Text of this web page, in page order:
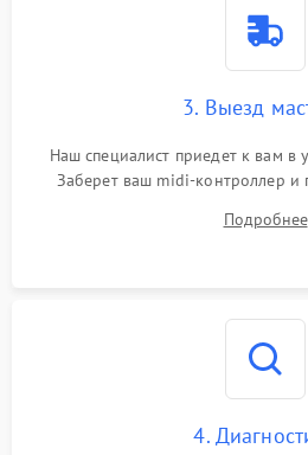
3. Выезд
Наш специалист приедет к вам в
Заберет ваш midi-контроллер и
Подробнее
4.